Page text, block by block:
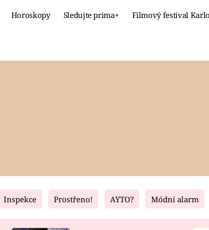
Horoskopy Sledujte prima+ Filmový festival
Fresh Living
Inspekce Prostřeno! AYTO? Módní alarm